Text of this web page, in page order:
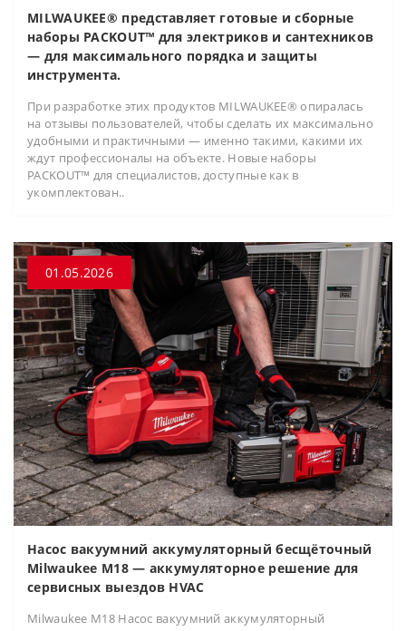
MILWAUKEE® представляет готовые и сборные
наборы PACKOUT™ для электриков и сантехников
— для максимального порядка и защиты
инструмента.
При разработке этих продуктов MILWAUKEE® опиралась
на отзывы пользователей, чтобы сделать их максимально
удобными и практичными — именно такими, какими их
ждут профессионалы на объекте. Новые наборы
PACKOUT™ для специалистов, доступные как в
укомплектован..
01.05.2026
Насос вакуумний аккумуляторный бесщёточный
Milwaukee M18 — аккумуляторное решение для
сервисных выездов HVAC
Milwaukee M18 Насос вакуумний аккумуляторный